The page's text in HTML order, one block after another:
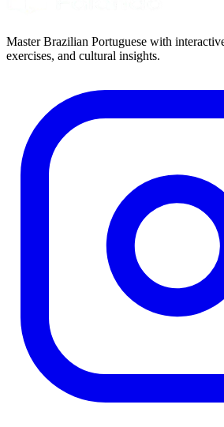
Master Brazilian Portuguese with
exercises, and cultural insights.